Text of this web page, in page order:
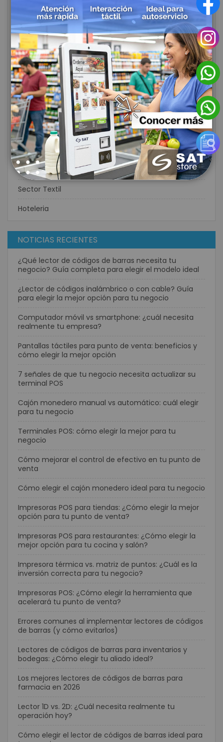
Alarmas de Seguridad
Domótica y Automatización para el Hogar
Cables Redes
Fibra Optica
Redes Inalámbricas
Consumo
Energía Solar
Perifericos POS
Casinos
Sector Textil
Hoteleria
NOTICIAS RECIENTES
¿Qué lector de códigos de barras necesita tu
negocio? Guía completa para elegir el modelo ideal
¿Lector de códigos inalámbrico o con cable? Guía
para elegir la mejor opción para tu negocio
Computador móvil vs smartphone: ¿cuál necesita
realmente tu empresa?
Pantallas táctiles para punto de venta: beneficios y
cómo elegir la mejor opción
7 señales de que tu negocio necesita actualizar su
terminal POS
Cajón monedero manual vs automático: cuál elegir
para tu negocio
Terminales POS: cómo elegir la mejor para tu
negocio
Cómo mejorar el control de efectivo en tu punto de
venta
Cómo elegir el cajón monedero ideal para tu negocio
Impresoras POS para tiendas: ¿Cómo elegir la mejor
opción para tu punto de venta?
Impresoras POS para restaurantes: ¿Cómo elegir la
mejor opción para tu cocina y salón?
Impresora térmica vs. matriz de puntos: ¿Cuál es la
inversión correcta para tu negocio?
Impresoras POS: ¿Cómo elegir la herramienta que
acelerará tu punto de venta?
Errores comunes al implementar lectores de códigos
de barras (y cómo evitarlos)
Lectores de códigos de barras para inventarios y
bodegas: ¿Cómo elegir tu aliado ideal?
Los mejores lectores de códigos de barras para
farmacia en 2026
Lector 1D vs. 2D: ¿Cuál necesita realmente tu
operación hoy?
Cómo elegir el lector de códigos de barras ideal para